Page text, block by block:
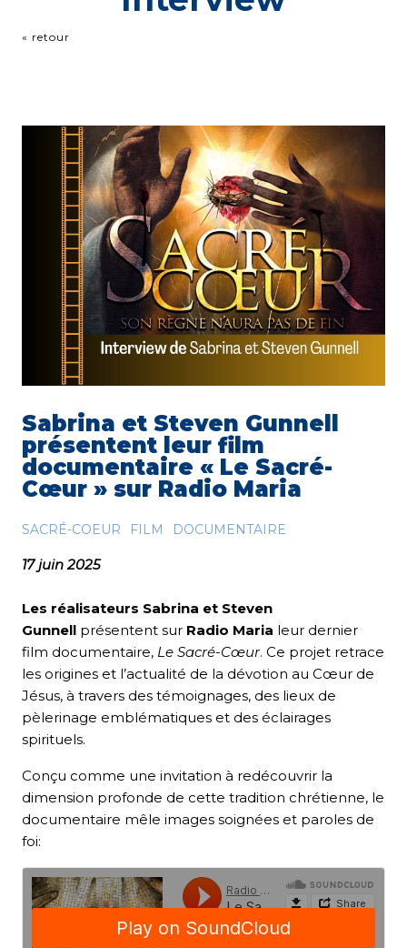
« retour
Sabrina et Steven Gunnell
présentent leur film
documentaire « Le Sacré-
Cœur » sur Radio Maria
SACRÉ-COEUR FILM DOCUMENTAIRE
17 juin 2025
Les réalisateurs Sabrina et Steven
Gunnell présentent sur Radio Maria leur dernier
film documentaire, Le Sacré-Cœur. Ce projet retrace
les origines et l’actualité de la dévotion au Cœur de
Jésus, à travers des témoignages, des lieux de
pèlerinage emblématiques et des éclairages
spirituels.
Conçu comme une invitation à redécouvrir la
dimension profonde de cette tradition chrétienne, le
documentaire mêle images soignées et paroles de
foi: